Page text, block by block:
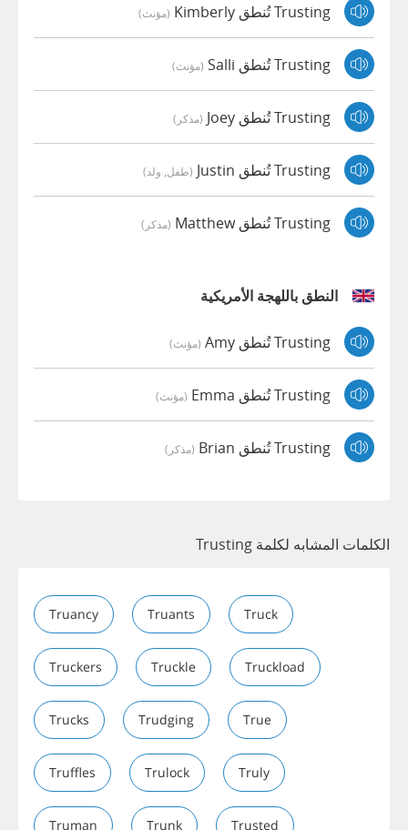
Trusting تُنطق Kimberly (مؤنث)
Trusting تُنطق Salli (مؤنث)
Trusting تُنطق Joey (مذكر)
Trusting تُنطق Justin (طفل, ولد)
Trusting تُنطق Matthew (مذكر)
النطق باللهجة الأمريكية
Trusting تُنطق Amy (مؤنث)
Trusting تُنطق Emma (مؤنث)
Trusting تُنطق Brian (مذكر)
الكلمات المشابه لكلمة Trusting
Truancy Truants Truck
Truckers Truckle Truckload
Trucks Trudging True
Truffles Trulock Truly
Truman Trunk Trusted